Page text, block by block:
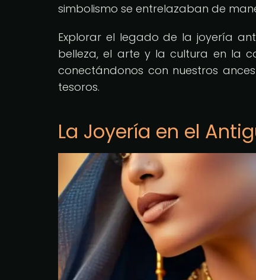
simbolismo se entrelazaban de
Explorar el legado de la joyería
belleza, el arte y la cultura en la
conectándonos con nuestros
tesoros.
La Joyería en el